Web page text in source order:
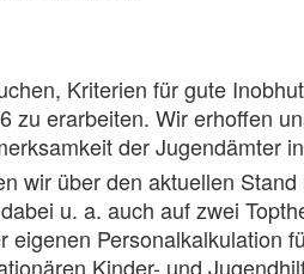
Kriterien für gute
zu erarbeiten. Wir erhoffen
der Jugendämter
wir über den aktuellen
u. a. auch auf zwei
eigenen Personalkalkulation
Kinder- und